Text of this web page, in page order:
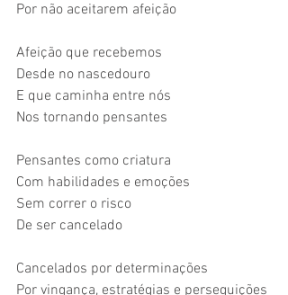
Por não aceitarem afeição
Afeição que recebemos
Desde no nascedouro
E que caminha entre nós
Nos tornando pensantes
Pensantes como criatura
Com habilidades e emoções
Sem correr o risco
De ser cancelado
Cancelados por determinações
Por vingança, estratégias e perseguições